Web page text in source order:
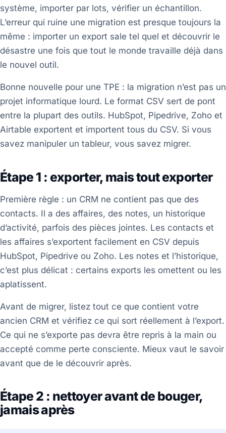
système, importer par lots, vérifier un échantillon.
L’erreur qui ruine une migration est presque toujours la
même : importer un export sale tel quel et découvrir le
désastre une fois que tout le monde travaille déjà dans
le nouvel outil.
Bonne nouvelle pour une TPE : la migration n’est pas un
projet informatique lourd. Le format CSV sert de pont
entre la plupart des outils. HubSpot, Pipedrive, Zoho et
Airtable exportent et importent tous du CSV. Si vous
savez manipuler un tableur, vous savez migrer.
Étape 1 : exporter, mais tout exporter
Première règle : un CRM ne contient pas que des
contacts. Il a des affaires, des notes, un historique
d’activité, parfois des pièces jointes. Les contacts et
les affaires s’exportent facilement en CSV depuis
HubSpot, Pipedrive ou Zoho. Les notes et l’historique,
c’est plus délicat : certains exports les omettent ou les
aplatissent.
Avant de migrer, listez tout ce que contient votre
ancien CRM et vérifiez ce qui sort réellement à l’export.
Ce qui ne s’exporte pas devra être repris à la main ou
accepté comme perte consciente. Mieux vaut le savoir
avant que de le découvrir après.
Étape 2 : nettoyer avant de bouger,
jamais après